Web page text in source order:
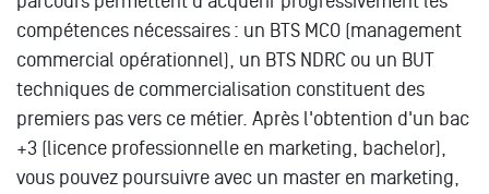
compétences nécessaires : un BTS MCO (management
commercial opérationnel), un BTS NDRC ou un BUT
techniques de commercialisation constituent des
premiers pas vers ce métier. Après l'obtention d'un bac
+3 (licence professionnelle en marketing, bachelor),
vous pouvez poursuivre avec un master en marketing,